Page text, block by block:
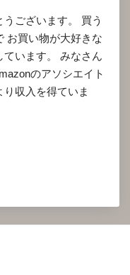
ございます。 買う
お買い物が大好きな
います。 みなさん
のアソシエイト
収入を得ていま